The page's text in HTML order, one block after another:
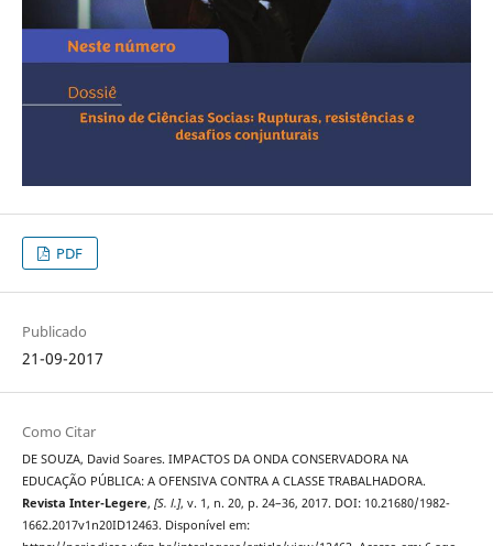
PDF
Publicado
21-09-2017
Como Citar
DE SOUZA, David Soares. IMPACTOS DA ONDA CONSERVADORA NA
EDUCAÇÃO PÚBLICA: A OFENSIVA CONTRA A CLASSE TRABALHADORA.
Revista Inter-Legere, [S. l.], v. 1, n. 20, p. 24–36, 2017. DOI: 10.21680/1982-
1662.2017v1n20ID12463. Disponível em: